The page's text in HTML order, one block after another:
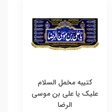
کتیبه مخمل السلام
علیک یا علی بن موسی
الرضا